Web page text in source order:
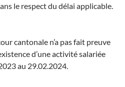
le respect du délai applicable.
cantonale n’a pas fait preuve
d’une activité salariée
au 29.02.2024.